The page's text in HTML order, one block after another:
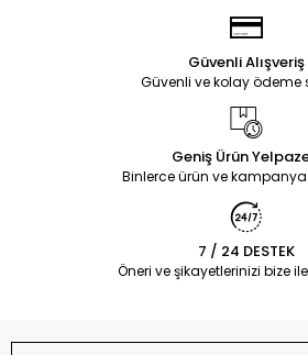
Güvenli Alışveriş
Güvenli ve kolay ödeme
Geniş Ürün
Binlerce ürün ve
7 / 24 DESTEK
Öneri ve şikayetlerinizi bize